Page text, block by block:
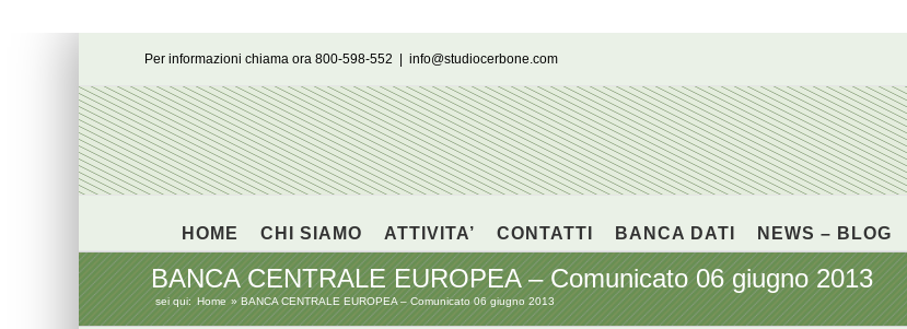
Per informazioni chiama ora 800-598-552 info@studiocerbone.com
HOME CHI SIAMO ATTIVITA’ CONTATTI BANCA DATI NEWS – BLOG
BANCA CENTRALE EUROPEA – Comunicato 06 giugno 2013
sei qui: Home BANCA CENTRALE EUROPEA – Comunicato 06 giugno 2013